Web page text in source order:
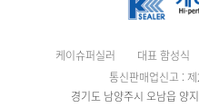
케이슈퍼실러 대표 함성식
통신판매업신고 :
경기도 남양주시 오남읍 양